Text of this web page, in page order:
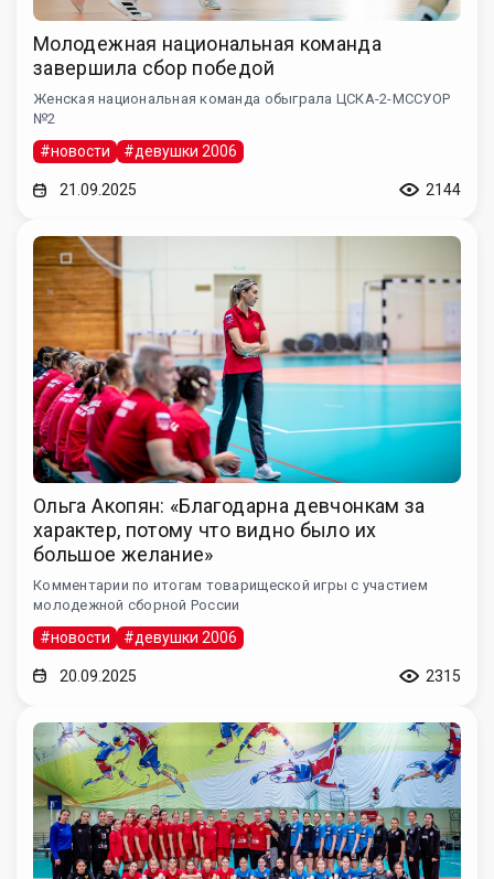
Молодежная национальная команда
завершила сбор победой
Женская национальная команда обыграла ЦСКА-2-МССУОР
№2
#новости #девушки 2006
21.09.2025 2144
Ольга Акопян: «Благодарна девчонкам за
характер, потому что видно было их
большое желание»
Комментарии по итогам товарищеской игры с участием
молодежной сборной России
#новости #девушки 2006
20.09.2025 2315